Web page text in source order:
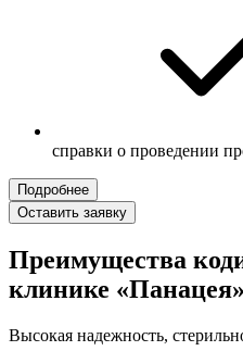
справки о проведении
Подробнее
Оставить заявку
Преимущества
клинике
Высокая надежность,